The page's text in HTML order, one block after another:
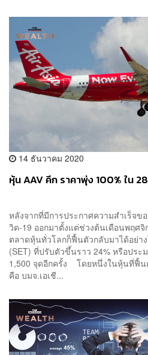
14 ธันวาคม 2020
หุ้น AAV คึก ราคาพุ่ง 100% ใน
หลังจากที่มีการประกาศความสำเร็จ
วิด-19 ออกมาตั้งแต่ช่วงต้นเดือนพฤศ
ตลาดหุ้นทั่วโลกก็ฟื้นตัวกลับมาได้อย่า
(SET) ที่ปรับตัวขึ้นราว 24% หรือปร
1,500 จุดอีกครั้ง โดยหนึ่งในหุ้นที่ฟื้น
คือ บมจ.เอเชี...